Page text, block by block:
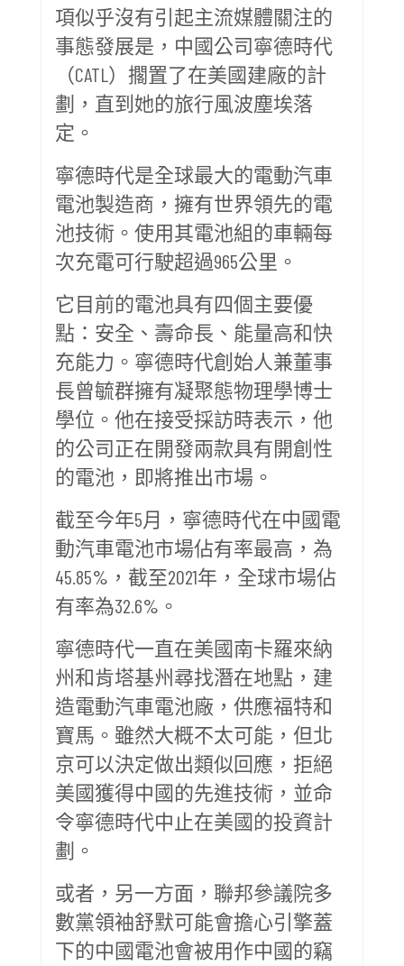
項似乎沒有引起主流媒體關注的
事態發展是，中國公司寧德時代
（CATL）擱置了在美國建廠的計
劃，直到她的旅行風波塵埃落
定。
寧德時代是全球最大的電動汽車
電池製造商，擁有世界領先的電
池技術。使用其電池組的車輛每
次充電可行駛超過965公里。
它目前的電池具有四個主要優
點：安全、壽命長、能量高和快
充能力。寧德時代創始人兼董事
長曾毓群擁有凝聚態物理學博士
學位。他在接受採訪時表示，他
的公司正在開發兩款具有開創性
的電池，即將推出市場。
截至今年5月，寧德時代在中國電
動汽車電池市場佔有率最高，為
45.85%，截至2021年，全球市場佔
有率為32.6%。
寧德時代一直在美國南卡羅來納
州和肯塔基州尋找潛在地點，建
造電動汽車電池廠，供應福特和
寶馬。雖然大概不太可能，但北
京可以決定做出類似回應，拒絕
美國獲得中國的先進技術，並命
令寧德時代中止在美國的投資計
劃。
或者，另一方面，聯邦參議院多
數黨領袖舒默可能會擔心引擎蓋
下的中國電池會被用作中國的竊